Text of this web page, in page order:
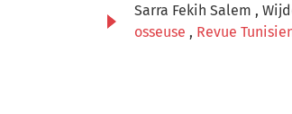
Sarra Fekih Salem ,
osseuse , Revue